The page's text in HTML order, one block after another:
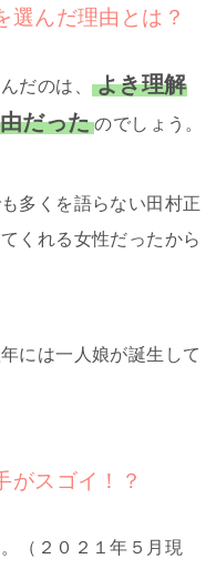
選んだ理由とは？
だのは、
よき理解
だった のでしょう。
多くを語らない田村正
くれる女性だったから
には一人娘が誕生して
がスゴイ！？
（２０２１年５月現